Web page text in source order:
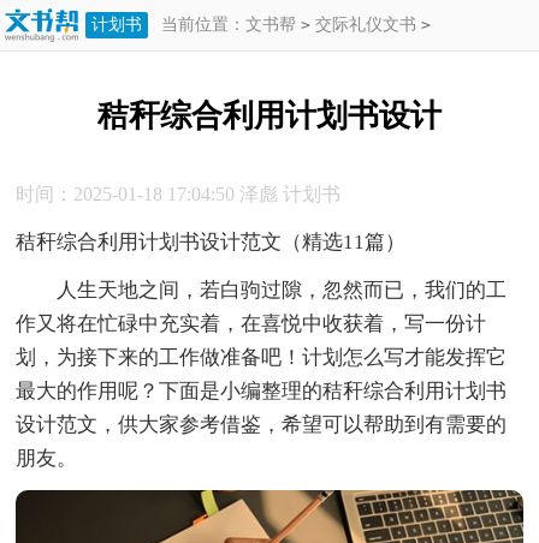
计划书 当前位置： 文书帮 > 交际礼仪文书 >
秸秆综合利用计划书设计
时间：2025-01-18 17:04:50泽彪 计划书
秸秆综合利用计划书设计范文（精选11篇）
人生天地之间，若白驹过隙，忽然而已，我们的工
作又将在忙碌中充实着，在喜悦中收获着，写一份计
划，为接下来的工作做准备吧！计划怎么写才能发挥它
最大的作用呢？下面是小编整理的秸秆综合利用计划书
设计范文，供大家参考借鉴，希望可以帮助到有需要的
朋友。